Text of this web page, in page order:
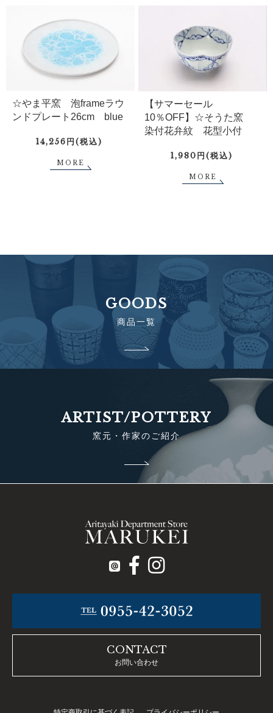
☆やま平窯 泡frameラウ
ンドプレート26cm blue
14,256円(税込)
MORE
【サマーセール
10％OFF】☆そうた窯
染付花弁紋 花型小付
1,980円(税込)
MORE
GOODS
商品一覧
ARTIST/POTTERY
窯元・作家のご紹介
CONTACT
お問い合わせ